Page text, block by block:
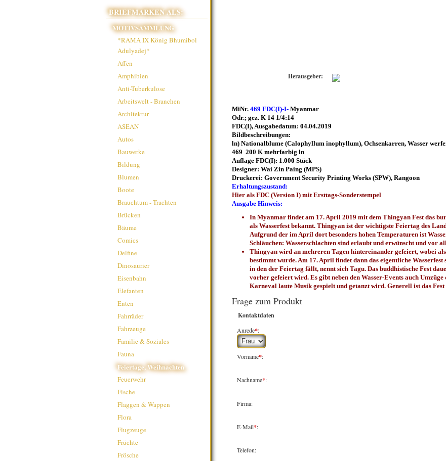
Herausgeber:
MiNr. 469 FDC(I)-I- Myanmar
Odr.; gez. K 14 1/4:14
FDC(I), Ausgabedatum: 04.04.2019
Bildbeschreibungen:
ln) Nationalblume (Calophyllum inophyllum), Ochsenkarren, Wasser
469 200 K mehrfarbig ln
Auflage FDC(I): 1.000 Stück
Designer: Wai Zin Paing (MPS)
Druckerei: Government Security Printing Works (SPW), Rangoon
Erhaltungszustand:
Hier als FDC (Version I) mit Ersttags-Sonderstempel
Ausgabe Hinweis:
In Myanmar findet am 17. April 2019 mit dem Thingyan Fest das
als Wasserfest bekannt. Thingyan ist der wichtigste Feiertag des
Aufgrund der im April dort besonders hohen Temperaturen ist
Schläuchen: Wasserschlachten sind erlaubt und erwünscht und vor
Thingyan wird an mehreren Tagen hintereinander gefeiert, wobei
bestimmt wurde. Am 17. April findet dann das eigentliche
in den der Feiertag fällt, nennt sich Tagu. Das buddhistische Fest
vorher gefeiert wird. Es gibt neben den Wasser-Events auch
Karneval laute Musik gespielt und getanzt wird. Generell ist das
Frage zum Produkt
Kontaktdaten
Anrede*:
Vorname*:
Nachname*:
Firma:
E-Mail*:
Telefon:
BRIEFMARKEN ALS:
MOTIVSAMMLUNG
*RAMA IX König Bhumibol
Adulyadej*
Affen
Amphibien
Anti-Tuberkulose
Arbeitswelt - Branchen
Architektur
ASEAN
Autos
Bauwerke
Bildung
Blumen
Boote
Brauchtum - Trachten
Brücken
Bäume
Comics
Delfine
Dinosaurier
Eisenbahn
Elefanten
Enten
Fahrräder
Fahrzeuge
Familie & Soziales
Fauna
Feiertage, Weihnachten
Feuerwehr
Fische
Flaggen & Wappen
Flora
Flugzeuge
Früchte
Frösche